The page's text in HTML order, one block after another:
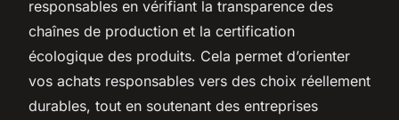
responsables en vérifiant la transparence des
chaînes de production et la certification
écologique des produits. Cela permet d’orienter
vos achats responsables vers des choix réellement
durables, tout en soutenant des entreprises